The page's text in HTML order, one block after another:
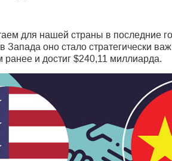
для нашей страны в последние
Запада оно стало стратегически
ранее и достиг $240,11 миллиарда.